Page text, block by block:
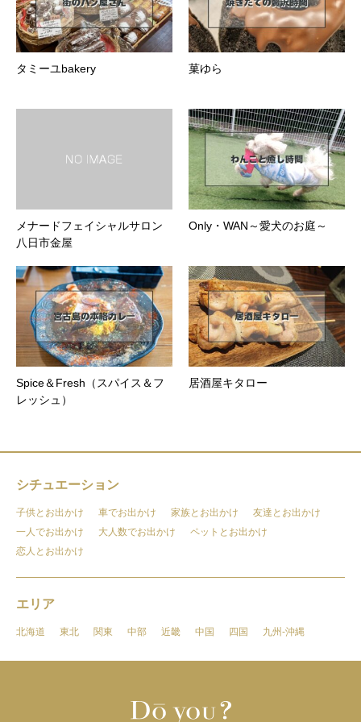
タミーユbakery 菓ゆら
メナードフェイシャルサロン
八日市金屋
Only・WAN～愛犬のお庭～
Spice＆Fresh（スパイス＆フ
レッシュ）
居酒屋キタロー
シチュエーション
子供とお出かけ 車でお出かけ 家族とお出かけ
友達とお出かけ
一人でお出かけ
大人数でお出かけ
ペットとお出かけ
恋人とお出かけ
エリア
北海道 東北 関東 中部 近畿 中国 四国 九州-沖縄